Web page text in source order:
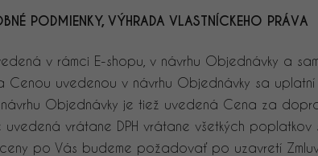
PODMIENKY, VÝHRADA VLASTNÍCKEHO PRÁVA
v rámci E-shopu, v návrhu Objednávky a
Cenou uvedenou v návrhu Objednávky sa
návrhu Objednávky je tiež uvedená Cena za
vrátane DPH vrátane všetkých poplatkov
po Vás budeme požadovať po uzavretí